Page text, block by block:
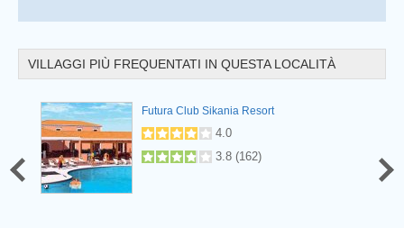
VILLAGGI PIÙ FREQUENTATI IN QUESTA LOCALITÀ
Futura Club Sikania Resort
4.0
3.8 (162)